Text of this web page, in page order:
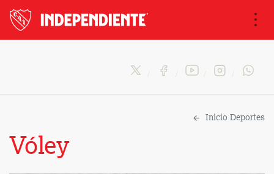
Inicio Deportes
Vóley